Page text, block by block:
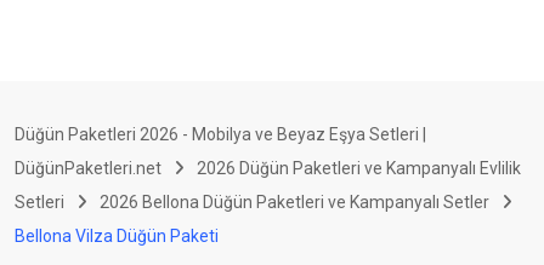
Düğün Paketleri 2026 - Mobilya ve Beyaz Eşya Setleri |
DüğünPaketleri.net
2026 Düğün Paketleri ve Kampanyalı Evlilik
Setleri
2026 Bellona Düğün Paketleri ve Kampanyalı Setler
Bellona Vilza Düğün Paketi